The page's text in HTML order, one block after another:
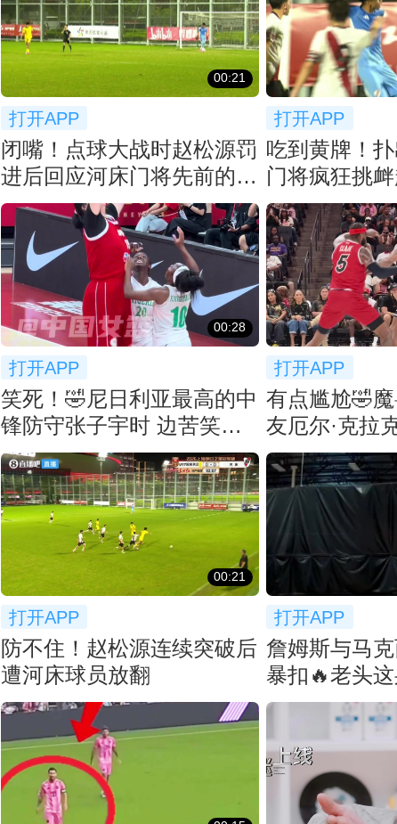
00:21
打开APP
闭嘴！点球大战时赵松源罚
进后回应河床门将先前的挑
衅
打开APP
吃到黄牌！
门将疯狂挑衅
00:28
打开APP
笑死！🤣尼日利亚最高的中
锋防守张子宇时 边苦笑边
弃防
打开APP
有点尴尬🤣
友厄尔·克拉
个大帽！
00:21
打开APP
防不住！赵松源连续突破后
遭河床球员放翻
打开APP
詹姆斯与马
暴扣🔥老头
打好久吧！